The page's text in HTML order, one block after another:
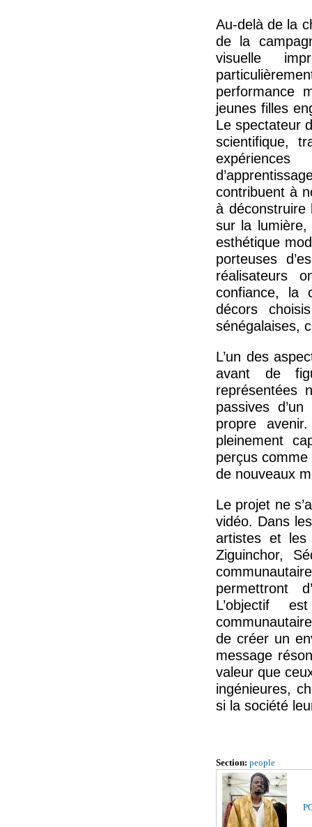
Au-delà de la
de la
visuelle
performance
jeunes filles
Le spectateur
scientifique,
contribuent à
à déconstruire
sur la
esthétique
porteuses
réalisateurs
confiance, la
décors
sénégalaises,
L’un des
avant de
représentées
passives
propre
pleinement
perçus
de nouveaux
Le projet ne
vidéo. Dans
artistes et les
Ziguinchor,
permettront
L’objectif
de créer un
message
valeur que
ingénieures,
si la société
Section: people